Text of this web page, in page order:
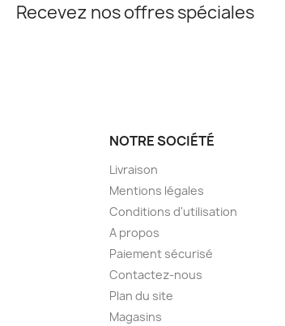
Recevez nos offres spéciales
NOTRE SOCIÉTÉ
Livraison
Mentions légales
Conditions d'utilisation
A propos
Paiement sécurisé
Contactez-nous
Plan du site
Magasins